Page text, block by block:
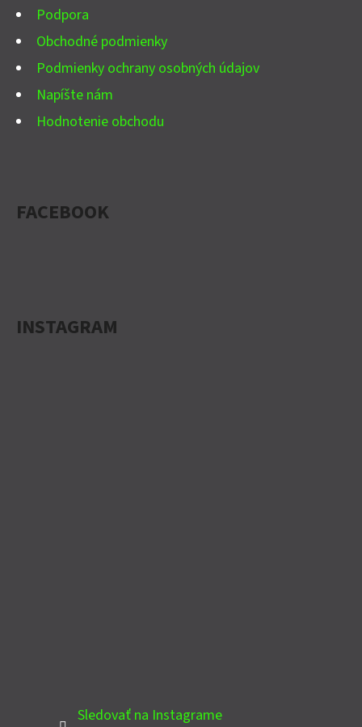
Podpora
Obchodné podmienky
Podmienky ochrany osobných údajov
Napíšte nám
Hodnotenie obchodu
FACEBOOK
INSTAGRAM
Sledovať na Instagrame